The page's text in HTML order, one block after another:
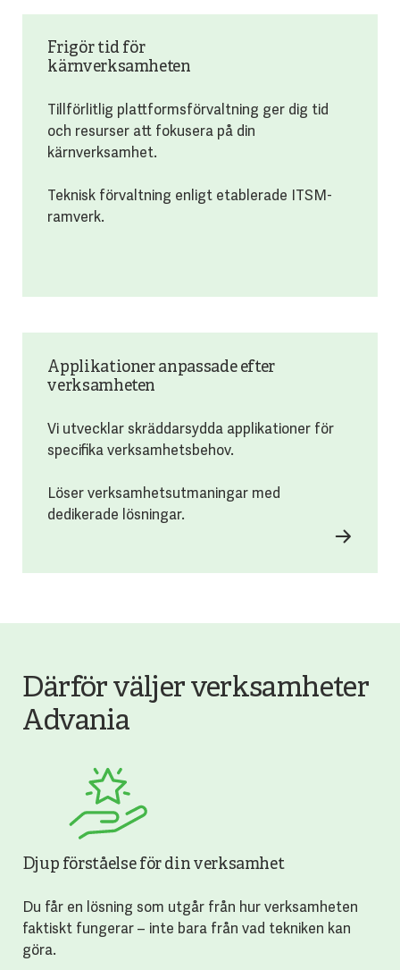
Frigör tid för
kärnverksamheten
Tillförlitlig plattformsförvaltning ger dig tid
och resurser att fokusera på din
kärnverksamhet.
Teknisk förvaltning enligt etablerade ITSM-
ramverk.
Applikationer anpassade efter
verksamheten
Vi utvecklar skräddarsydda applikationer för
specifika verksamhetsbehov.
Löser verksamhetsutmaningar med
dedikerade lösningar.
Därför väljer verksamheter
Advania
Djup förståelse för din verksamhet
Du får en lösning som utgår från hur verksamheten
faktiskt fungerar – inte bara från vad tekniken kan
göra.